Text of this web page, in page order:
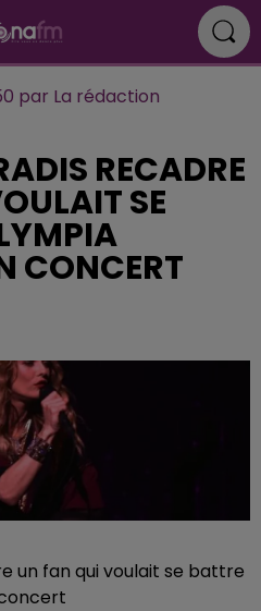
par La rédaction
RECADRE
SE
CONCERT
un fan qui voulait se battre